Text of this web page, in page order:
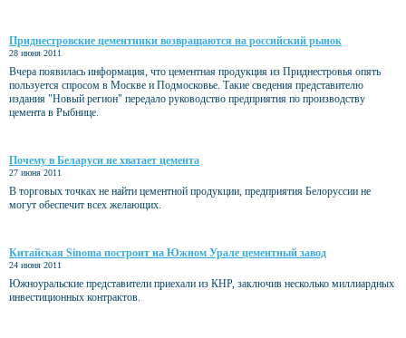
Приднестровские цементники возвращаются на российский рынок
28 июня 2011
Вчера появилась информация, что цементная продукция из Приднестровья опять
пользуется спросом в Москве и Подмосковье. Такие сведения представителю
издания "Новый регион" передало руководство предприятия по производству
цемента в Рыбнице.
Почему в Беларуси не хватает цемента
27 июня 2011
В торговых точках не найти цементной продукции, предприятия Белоруссии не
могут обеспечит всех желающих.
Китайская Sinoma построит на Южном Урале цементный завод
24 июня 2011
Южноуральские представители приехали из КНР, заключив несколько миллиардных
инвестиционных контрактов.